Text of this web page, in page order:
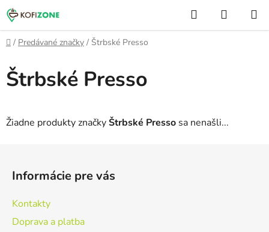
Prejsť
na
obsah
Hľadať
KOŠÍK
Domov
/ Predávané značky / Štrbské Presso
Štrbské Presso
Žiadne produkty značkyŠtrbské Presso sa nenašli...
Informácie pre vás
Kontakty
Doprava a platba